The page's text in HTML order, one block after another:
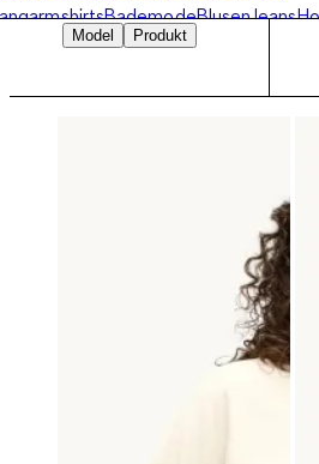
BademodeBlusenJeans
JackenUnterwäsche
Model
Produkt